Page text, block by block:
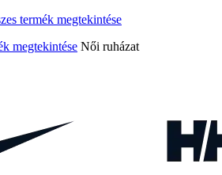
megtekintése Női ruházat